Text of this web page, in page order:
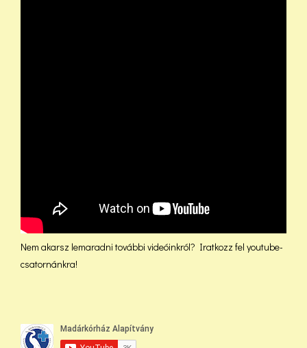
Nem akarsz lemaradni további videóinkról? Iratkozz fel youtube-
csatornánkra!